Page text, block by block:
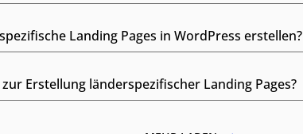
Landing Pages in WordPress erstellen?
Erstellung länderspezifischer Landing Pages?